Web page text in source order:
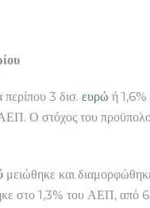
3 δισ. ευρώ ή
Ο στόχος του
μειώθηκε και
στο 1,3% του ΑΕΠ, από